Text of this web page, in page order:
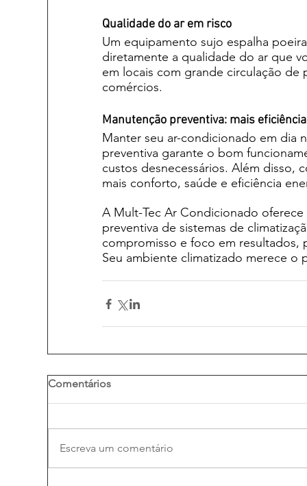
Qualidade do ar em risco
Um equipamento sujo espalha
diretamente a qualidade do ar que
em locais com grande circulação
comércios.
Manutenção preventiva: mais
Manter seu ar-condicionado em dia
preventiva garante o bom
custos desnecessários. Além disso,
mais conforto, saúde e eficiência
A Mult-Tec Ar Condicionado
preventiva de sistemas de
compromisso e foco em resultados,
Seu ambiente climatizado merece o
Comentários
Escreva um comentário